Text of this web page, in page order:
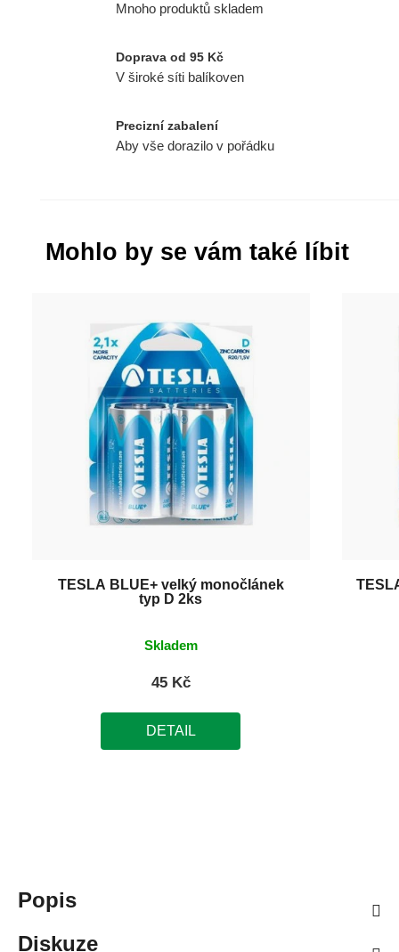
Mnoho produktů skladem
Doprava od 95 Kč
V široké síti balíkoven
Precizní zabalení
Aby vše dorazilo v pořádku
Mohlo by se vám také líbit
TESLA BLUE+ velký monočlánek
typ D 2ks
Skladem
45 Kč
DETAIL
Popis
Diskuze